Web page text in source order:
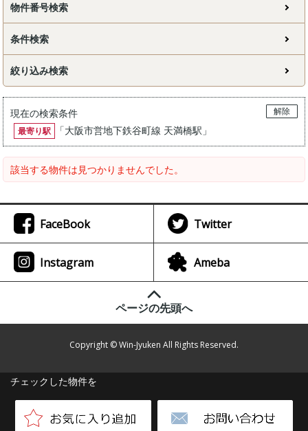
物件番号検索
条件検索
絞り込み検索
現在の検索条件
解除
最寄り駅
「大阪市営地下鉄谷町線 天満橋駅 」
該当する物件は見つかりませんでした。
チェックした物件を
FaceBook Twitter
Instagram Ameba
ページの先頭へ
Copyright © Win-Jyuken All Rights Reserved.